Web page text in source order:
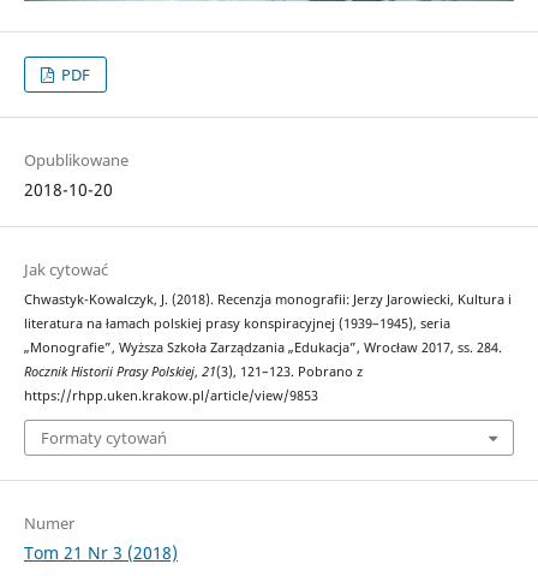
PDF
Opublikowane
2018-10-20
Jak cytować
Chwastyk-Kowalczyk, J. (2018). Recenzja monografii: Jerzy Jarowiecki, Kultura i
literatura na łamach polskiej prasy konspiracyjnej (1939–1945), seria
„Monografie”, Wyższa Szkoła Zarządzania „Edukacja”, Wrocław 2017, ss. 284.
Rocznik Historii Prasy Polskiej, 21(3), 121–123. Pobrano z
https://rhpp.uken.krakow.pl/article/view/9853
Formaty cytowań
Numer
Tom 21 Nr 3 (2018)